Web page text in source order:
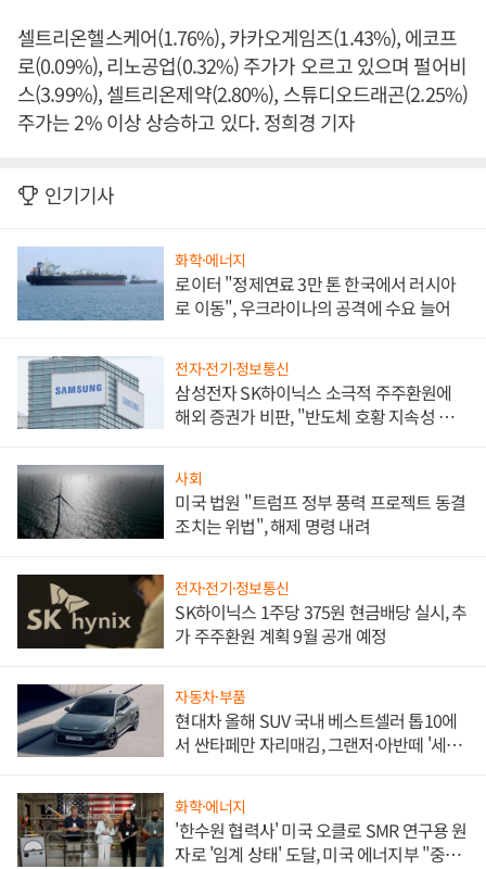
셀트리온헬스케어(1.76%), 카카오게임즈(1.43%), 에코프
로(0.09%), 리노공업(0.32%) 주가가 오르고 있으며 펄어비
스(3.99%), 셀트리온제약(2.80%), 스튜디오드래곤(2.25%)
주가는 2% 이상 상승하고 있다. 정희경 기자
인기기사
화학·에너지
로이터 "정제연료 3만 톤 한국에서 러시아
로 이동", 우크라이나의 공격에 수요 늘어
전자·전기·정보통신
삼성전자 SK하이닉스 소극적 주주환원에
해외 증권가 비판, "반도체 호황 지속성 의
사회
미국 법원 "트럼프 정부 풍력 프로젝트 동결
조치는 위법", 해제 명령 내려
전자·전기·정보통신
SK하이닉스 1주당 375원 현금배당 실시, 추
가 주주환원 계획 9월 공개 예정
자동차·부품
현대차 올해 SUV 국내 베스트셀러 톱10에
서 싼타페만 자리매김, 그랜저·아반떼 '세단
화학·에너지
'한수원 협력사' 미국 오클로 SMR 연구용 원
자로 '임계 상태' 도달, 미국 에너지부 "중요